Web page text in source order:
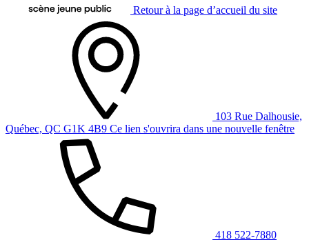
Retour à la page d’accueil du site
103 Rue Dalhousie,
Québec, QC G1K 4B9 Ce lien s'ouvrira dans une nouvelle fenêtre
418 522-7880